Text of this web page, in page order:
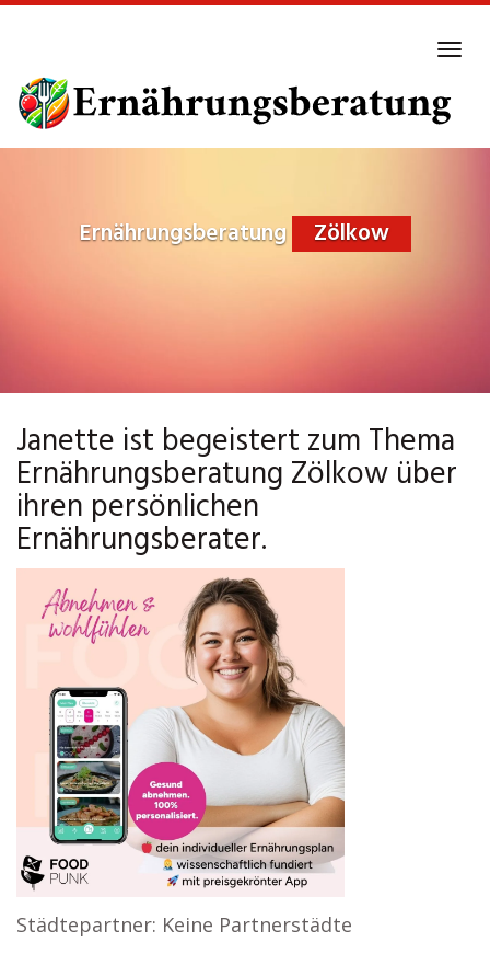
main
content
Ernährungsberatung Zölkow
Janette ist begeistert zum Thema
Ernährungsberatung Zölkow über
ihren persönlichen
Ernährungsberater.
Städtepartner: Keine Partnerstädte